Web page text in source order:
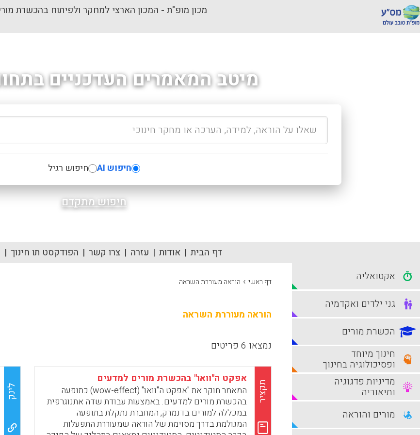
מכון מופ"ת - המכון הארצי למחקר ולפיתוח בהכשרת
מיטב המאמרים העדכניים
חיפוש AI חיפוש רגיל
חיפוש מתקדם
דף הבית אודות עזרה צרו קשר הפודקסט תו חינוך
דף ראשי › הוראה מעוררת השראה
הוראה מעוררת השראה
נמצאו 6 פריטים
תקציר
אפקט ה"וואו" בהכשרת מורים למדעים
המאמר חוקר את "אפקט ה"וואו" (wow-effect) כתופעה
בהכשרת מורים למדעים. באמצעות עבודת שדה אתנוגרפית
במכללה למורים בדנמרק, המחברת נתקלת בתופעה
המגולמת בדרך מסוימת של הוראה שמעוררת התפעלות
לינק
אקטואליה
גני ילדים ואקדמיה
הכשרת מורים
חינוך מיוחד
ופסיכולוגיה בחינוך
מדיניות פדגוגיה
ותיאוריה
מורים והוראה